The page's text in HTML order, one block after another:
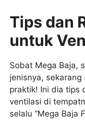
Tips dan
untuk
Sobat Mega Baja,
jenisnya,
praktik! Ini dia tips
ventilasi di
selalu “Mega Baja